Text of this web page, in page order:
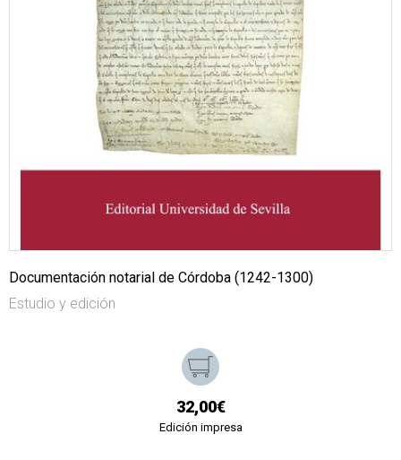
Documentación notarial de Córdoba (1242-1300)
Estudio y edición
32,00€
Edición impresa